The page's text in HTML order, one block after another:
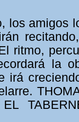
los amigos
ritmo,
la
irá